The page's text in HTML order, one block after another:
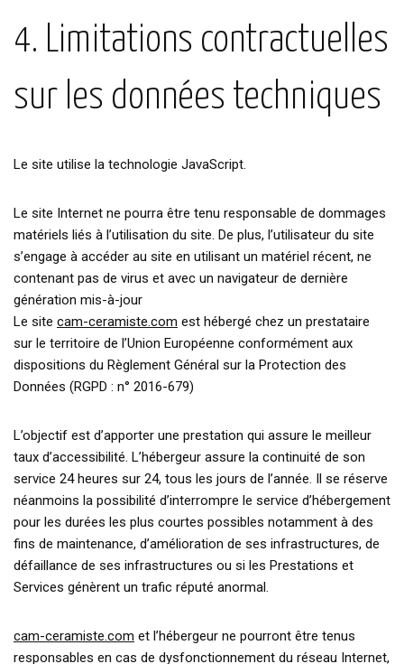
4. Limitations contractuelles
sur les données techniques
Le site utilise la technologie JavaScript.
Le site Internet ne pourra être tenu responsable de dommages
matériels liés à l’utilisation du site. De plus, l’utilisateur du site
s’engage à accéder au site en utilisant un matériel récent, ne
contenant pas de virus et avec un navigateur de dernière
génération mis-à-jour
Le site cam-ceramiste.com est hébergé chez un prestataire
sur le territoire de l’Union Européenne conformément aux
dispositions du Règlement Général sur la Protection des
Données (RGPD : n° 2016-679)
L’objectif est d’apporter une prestation qui assure le meilleur
taux d’accessibilité. L’hébergeur assure la continuité de son
service 24 heures sur 24, tous les jours de l’année. Il se réserve
néanmoins la possibilité d’interrompre le service d’hébergement
pour les durées les plus courtes possibles notamment à des
fins de maintenance, d’amélioration de ses infrastructures, de
défaillance de ses infrastructures ou si les Prestations et
Services génèrent un trafic réputé anormal.
cam-ceramiste.com et l’hébergeur ne pourront être tenus
responsables en cas de dysfonctionnement du réseau Internet,